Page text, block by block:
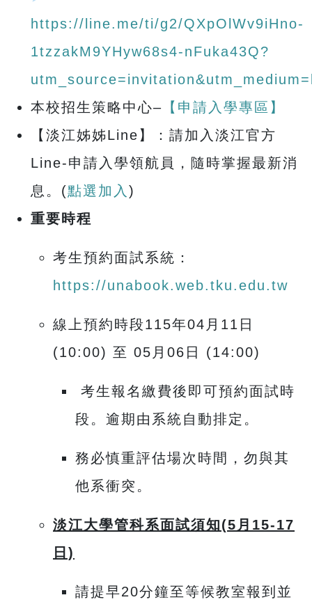
https://line.me/ti/g2/QXpOlWv9iHno-
1tzzakM9YHyw68s4-nFuka43Q?
本校招生策略中心– 【申請入學專區】
【淡江姊姊Line】：請加入淡江官方
Line-申請入學領航員，隨時掌握最新消
息。(點選加入 )
重要時程
考生預約面試系統：
https://unabook.web.tku.edu.tw
線上預約時段115年04月11日
(10:00) 至 05月06日 (14:00)
考生報名繳費後即可預約面試時
段。逾期由系統自動排定。
務必慎重評估場次時間，勿與其
他系衝突。
淡江大學管科系面試須知(5 月15-17
日)
請提早20分鐘至等候教室報到並